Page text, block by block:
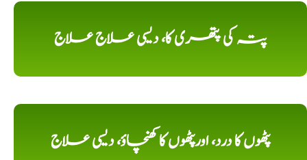
پتہ کی پتھری کا، دیسی علاج علاج
پٹھوں کا درد، اورپٹھوں کا کھنچاؤ، دیسی علاج